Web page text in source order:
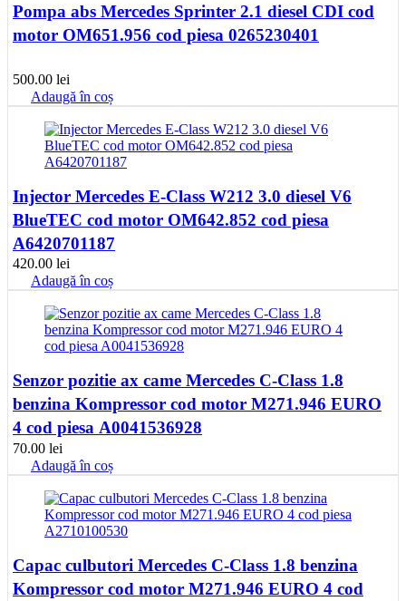
Pompa abs Mercedes Sprinter 2.1 diesel CDI cod
motor OM651.956 cod piesa 0265230401
500.00 lei
Adaugă în coș
Injector Mercedes E-Class W212 3.0 diesel V6
BlueTEC cod motor OM642.852 cod piesa
A6420701187
420.00 lei
Adaugă în coș
Senzor pozitie ax came Mercedes C-Class 1.8
benzina Kompressor cod motor M271.946 EURO
4 cod piesa A0041536928
70.00 lei
Adaugă în coș
Capac culbutori Mercedes C-Class 1.8 benzina
Kompressor cod motor M271.946 EURO 4 cod